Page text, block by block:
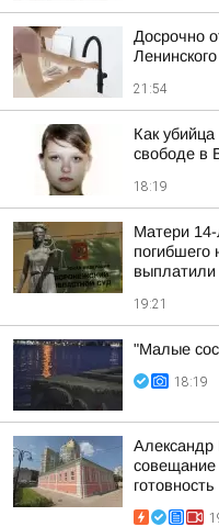
Досрочно
21:54
Как
свободе в
18:19
Матери 14-
погибшего
выплатили
19:21
"Малые
18:19
Александр
совещание